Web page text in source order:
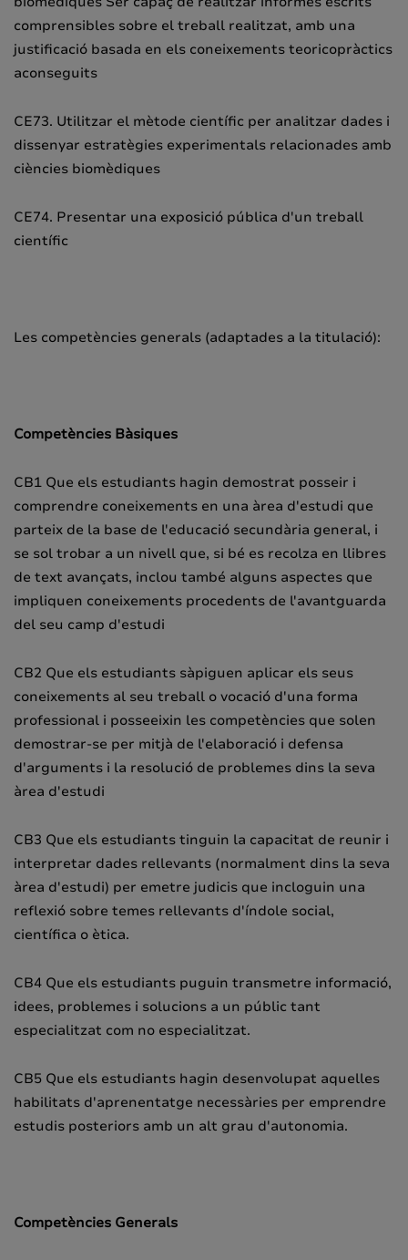
comprensibles sobre el treball realitzat, amb una
justificació basada en els coneixements teoricopràctics
aconseguits
CE73. Utilitzar el mètode científic per analitzar dades i
dissenyar estratègies experimentals relacionades amb
ciències biomèdiques
CE74. Presentar una exposició pública d'un treball
científic
Les competències generals (adaptades a la titulació):
Competències Bàsiques
CB1 Que els estudiants hagin demostrat posseir i
comprendre coneixements en una àrea d'estudi que
parteix de la base de l'educació secundària general, i
se sol trobar a un nivell que, si bé es recolza en llibres
de text avançats, inclou també alguns aspectes que
impliquen coneixements procedents de l'avantguarda
del seu camp d'estudi
CB2 Que els estudiants sàpiguen aplicar els seus
coneixements al seu treball o vocació d'una forma
professional i posseeixin les competències que solen
demostrar-se per mitjà de l'elaboració i defensa
d'arguments i la resolució de problemes dins la seva
àrea d'estudi
CB3 Que els estudiants tinguin la capacitat de reunir i
interpretar dades rellevants (normalment dins la seva
àrea d'estudi) per emetre judicis que incloguin una
reflexió sobre temes rellevants d'índole social,
científica o ètica.
CB4 Que els estudiants puguin transmetre informació,
idees, problemes i solucions a un públic tant
especialitzat com no especialitzat.
CB5 Que els estudiants hagin desenvolupat aquelles
habilitats d'aprenentatge necessàries per emprendre
estudis posteriors amb un alt grau d'autonomia.
Competències Generals